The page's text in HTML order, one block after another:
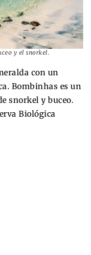
y el snorkel.
con un
Bombinhas es un
snorkel y buceo.
Biológica